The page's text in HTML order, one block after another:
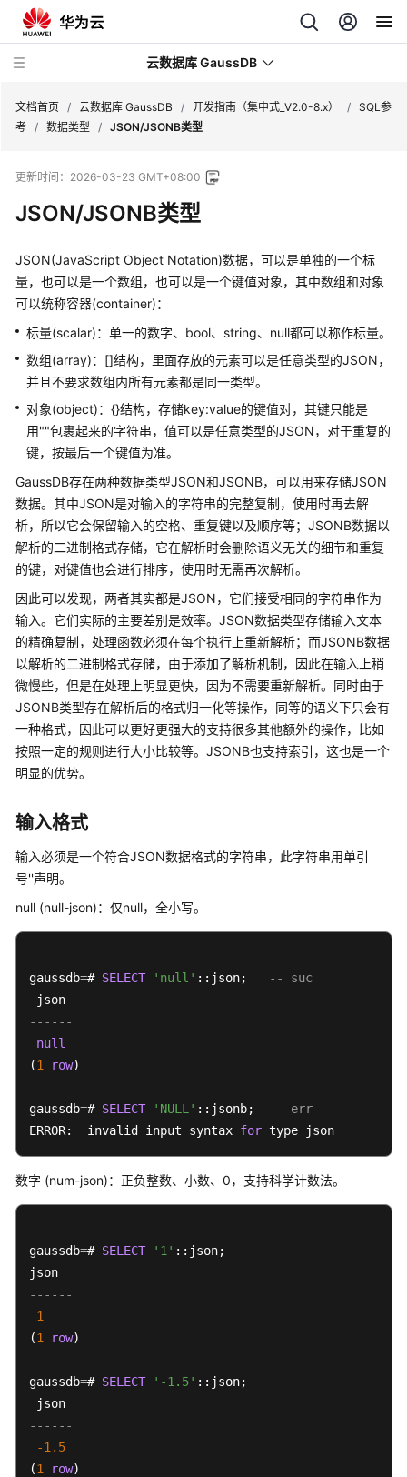
云数据库 GaussDB
新
动
态
服
务
公
告
产
品
介
绍
费
说
明
快
速
入
门
用
户
指
南
开
指
南
开
布
式
10.x）
南
（集
中
开
南
布
式
8.x）
文档首页 / 云数据库 GaussDB / 开发指南（集中式_V2.0-8.x） / SQL参
考 / 数据类型 / JSON/JSONB类型
更新时间： 2026-03-23 GMT+08:00
JSON/JSONB类型
JSON(JavaScript Object Notation)数据，可以是单独的一个标
量，也可以是一个数组，也可以是一个键值对象，其中数组和对象
可以统称容器(container)：
标量(scalar)：单一的数字、bool、string、null都可以称作标量。
数组(array)：[]结构，里面存放的元素可以是任意类型的JSON，
并且不要求数组内所有元素都是同一类型。
对象(object)：{}结构，存储key:value的键值对，其键只能是
用""包裹起来的字符串，值可以是任意类型的JSON，对于重复的
键，按最后一个键值为准。
GaussDB存在两种数据类型JSON和JSONB，可以用来存储JSON
数据。其中JSON是对输入的字符串的完整复制，使用时再去解
析，所以它会保留输入的空格、重复键以及顺序等；JSONB数据以
解析的二进制格式存储，它在解析时会删除语义无关的细节和重复
的键，对键值也会进行排序，使用时无需再次解析。
因此可以发现，两者其实都是JSON，它们接受相同的字符串作为
输入。它们实际的主要差别是效率。JSON数据类型存储输入文本
的精确复制，处理函数必须在每个执行上重新解析；而JSONB数据
以解析的二进制格式存储，由于添加了解析机制，因此在输入上稍
微慢些，但是在处理上明显更快，因为不需要重新解析。同时由于
JSONB类型存在解析后的格式归一化等操作，同等的语义下只会有
一种格式，因此可以更好更强大的支持很多其他额外的操作，比如
按照一定的规则进行大小比较等。JSONB也支持索引，这也是一个
明显的优势。
输入格式
输入必须是一个符合JSON数据格式的字符串，此字符串用单引
号''声明。
null (null-json)：仅null，全小写。
gaussdb=# SELECT 'null' ::json;
-- suc
------
null
(1 row)
gaussdb=# SELECT 'NULL' ::jsonb;
-- err
ERROR:  invalid input syntax for type json
数字 (num-json)：正负整数、小数、0，支持科学计数法。
gaussdb=# SELECT '1' ::json;
------
1
(1 row)
gaussdb=# SELECT '-1.5' ::json;
------
-1.5
(1 row)